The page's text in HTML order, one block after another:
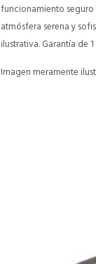
funcionamiento
atmósfera serena y
ilustrativa. Garantía de
Imagen meramente